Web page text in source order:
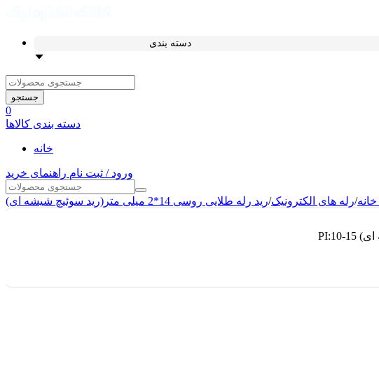
دسته بندی
جستجو
0
دسته بندی کالاها
خانه
ورود / ثبت نام راهنمای خرید
خانه/رله های الکترونیک/